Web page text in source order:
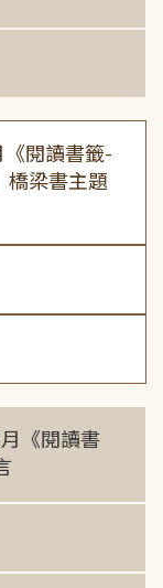
《閱讀書籤-
橋梁書主題
月《閱讀書